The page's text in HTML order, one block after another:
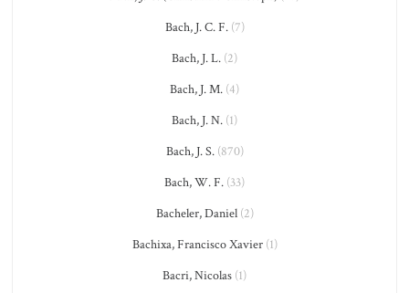
Bach, J. C. F.(7)
Bach, J. L. (2)
Bach, J. M. (4)
Bach, J. N. (1)
Bach, J. S.(870)
Bach, W. F. (33)
Bacheler, Daniel(2)
Bachixa, Francisco Xavier(1)
Bacri, Nicolas (1)